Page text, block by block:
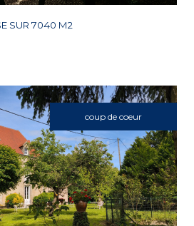
SUR 7040 M2
coup de coeur
LE BIEN